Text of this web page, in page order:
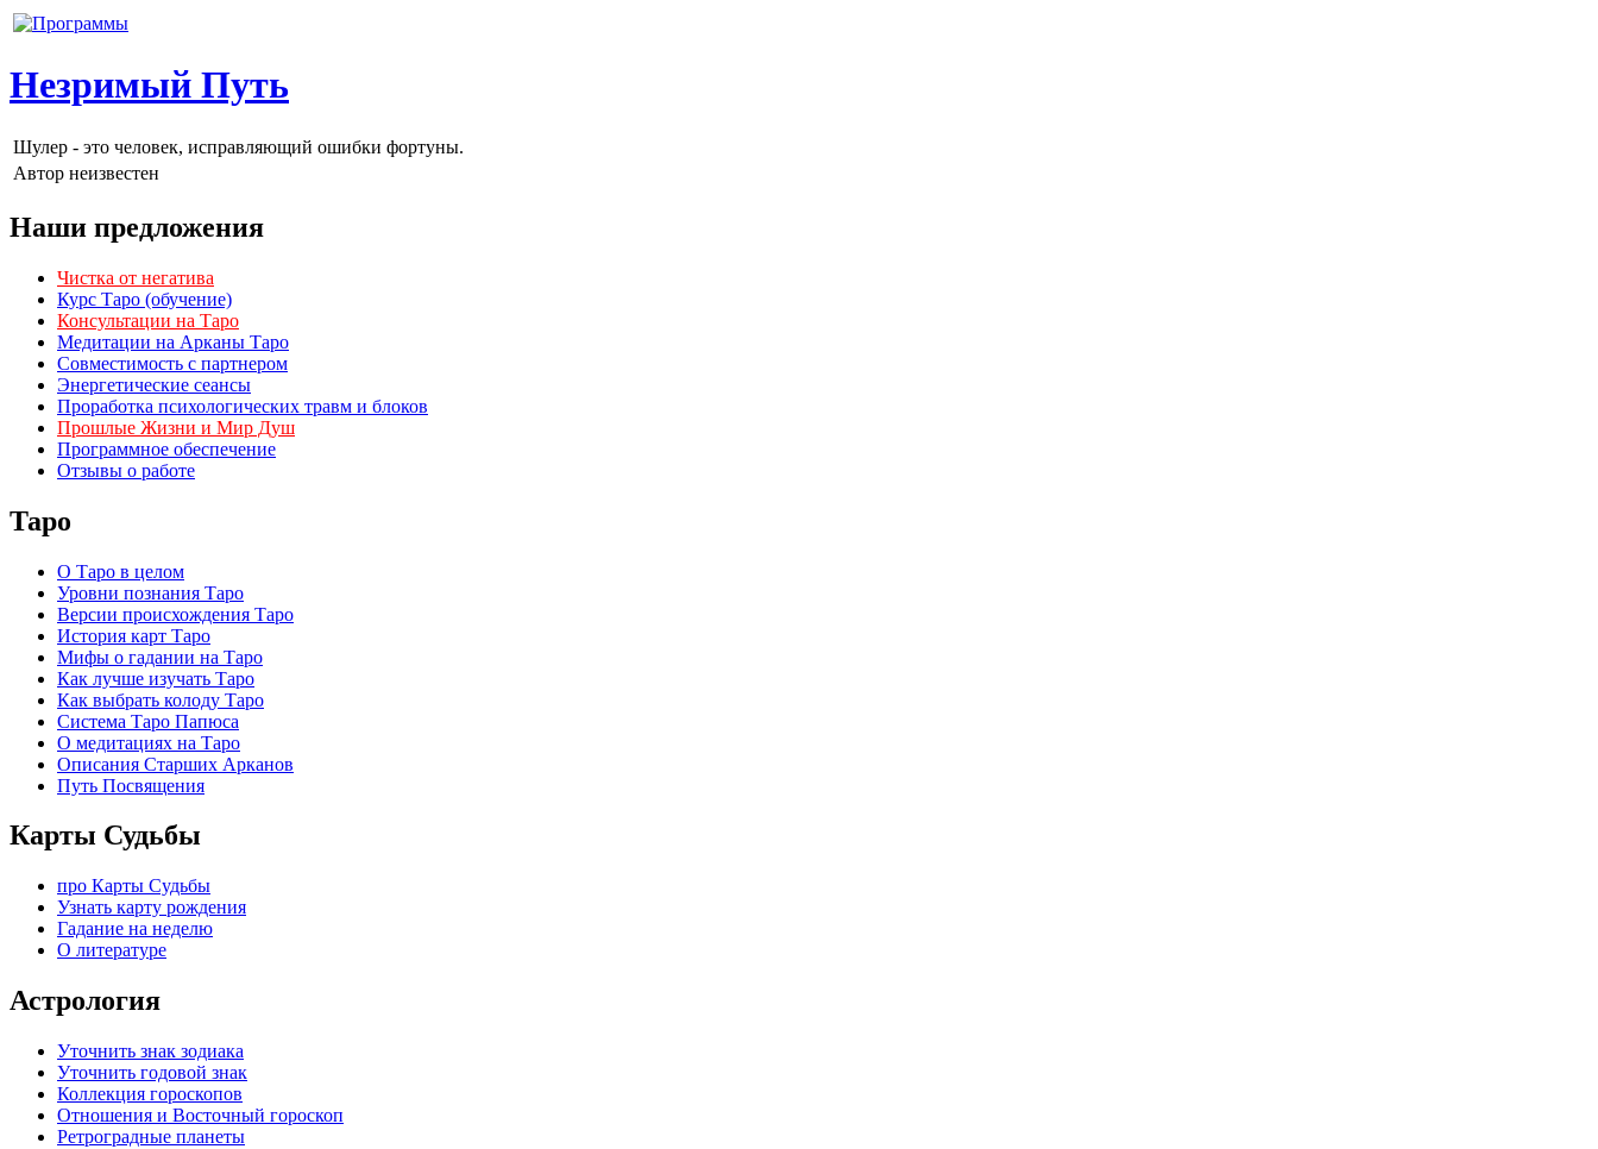
Незримый Путь
Шулер - это человек, исправляющий ошибки фортуны.
Автор неизвестен
Наши предложения
Чистка от негатива
Курс Таро (обучение)
Консультации на Таро
Медитации на Арканы Таро
Совместимость с партнером
Энергетические сеансы
Проработка психологических травм и блоков
Прошлые Жизни и Мир Душ
Программное обеспечение
Отзывы о работе
Таро
О Таро в целом
Уровни познания Таро
Версии происхождения Таро
История карт Таро
Мифы о гадании на Таро
Как лучше изучать Таро
Как выбрать колоду Таро
Система Таро Папюса
О медитациях на Таро
Описания Старших Арканов
Путь Посвящения
Карты Судьбы
про Карты Судьбы
Узнать карту рождения
Гадание на неделю
О литературе
Астрология
Уточнить знак зодиака
Уточнить годовой знак
Коллекция гороскопов
Отношения и Восточный гороскоп
Ретроградные планеты